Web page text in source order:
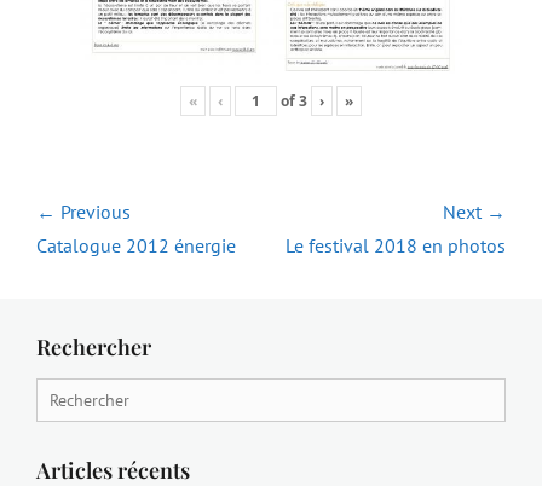
« ‹ of3 › »
Navigation
de
← Previous
Previous
Catalogue 2012 énergie
Next →
Next
Le festival 2018 en photos
Rechercher
Search
for:
Articles récents